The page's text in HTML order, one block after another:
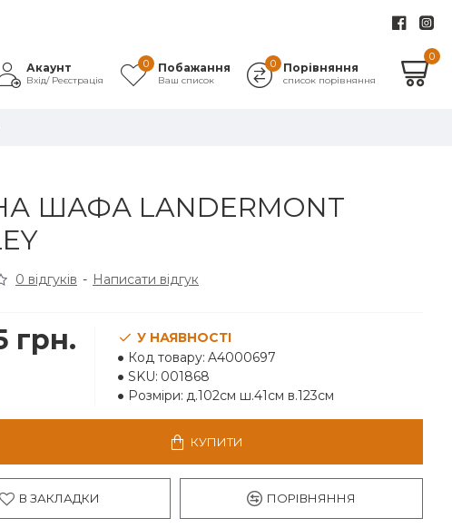
Акаунт
Вхід/ Реєстрація
Побажання
Ваш список
0 Порівняння
список порівняння
0
0
ШАФА LANDERMONT
0 відгуків - Написати відгук
грн.
У НАЯВНОСТІ
Код товару: A4000697
SKU: 001868
Розміри: д.102см ш.41см в.123см
КУПИТИ
В ЗАКЛАДКИ ПОРІВНЯННЯ